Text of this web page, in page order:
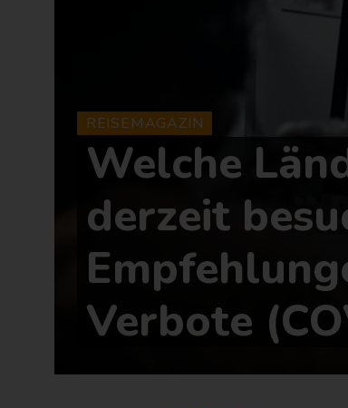
REISEMAGAZIN
Welche
derzeit
Verbote